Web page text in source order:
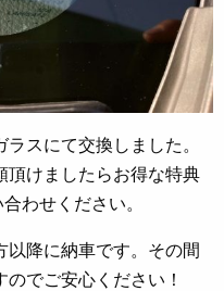
スにて交換しました。
頂けましたらお得な特典
わせください。
以降に納車です。その間
でご安心ください！